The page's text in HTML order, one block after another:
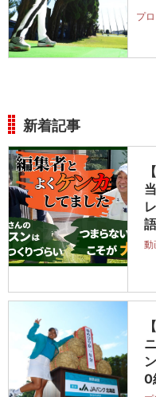
プ
新着記事
動
0